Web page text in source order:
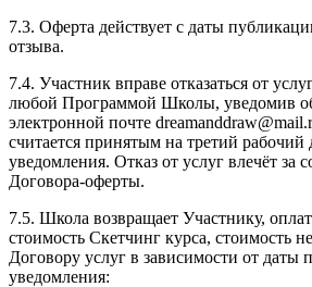
7.3. Оферта действует с даты
отзыва.
7.4. Участник вправе отказаться от
любой Программой Школы, уведомив
электронной почте
считается принятым на третий рабочий
уведомления. Отказ от услуг влечёт за
Договора-оферты.
7.5. Школа возвращает Участнику,
стоимость Скетчинг курса, стоимость
Договору услуг в зависимости от даты
уведомления: